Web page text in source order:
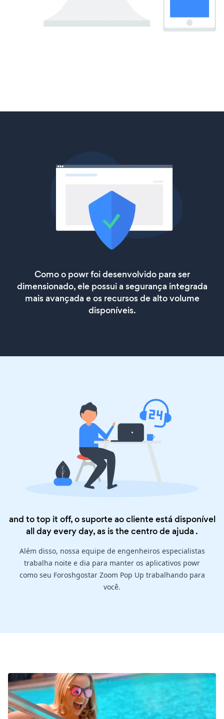
Como o powr foi desenvolvido para ser
dimensionado, ele possui a segurança integrada
mais avançada e os recursos de alto volume
disponíveis.
and to top it off, o suporte ao cliente está disponível
all day every day, as is thecentro de ajuda .
Além disso, nossa equipe de engenheiros especialistas
trabalha noite e dia para manter os aplicativos powr
como seu Foroshgostar Zoom Pop Up trabalhando para
você.